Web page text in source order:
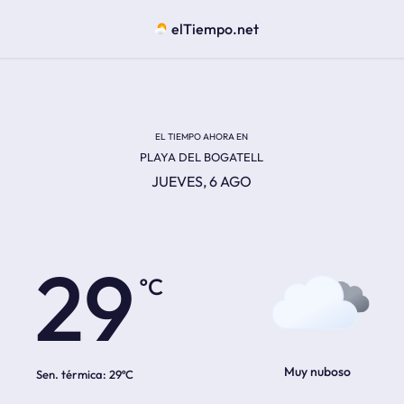
elTiempo.net
EL TIEMPO AHORA EN
PLAYA DEL BOGATELL
JUEVES, 6 AGO
29
Sen. térmica: 29ºC Muy nuboso